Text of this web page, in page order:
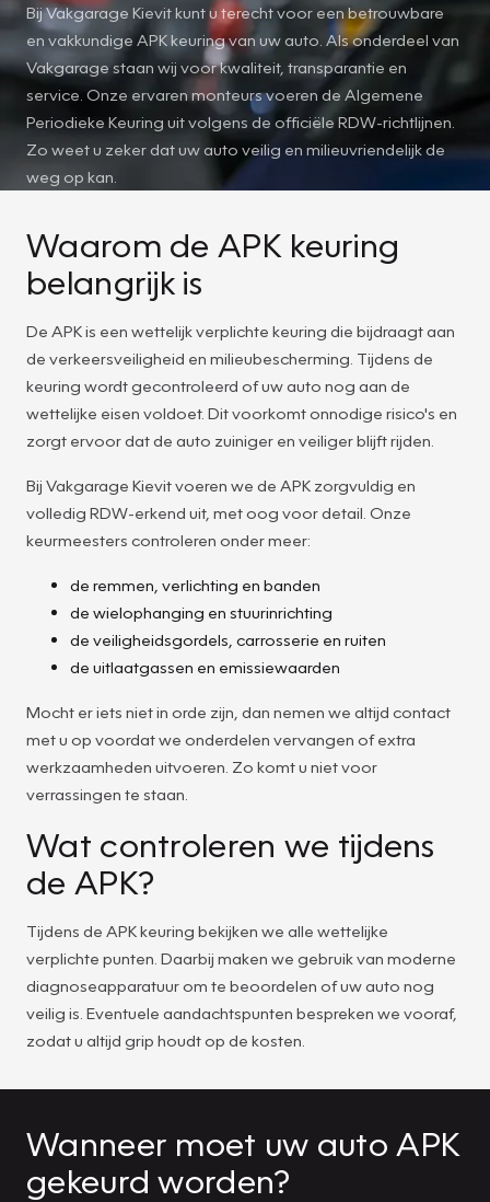
Bij Vakgarage Kievit kunt u terecht voor een betrouwbare
en vakkundige APK keuring van uw auto. Als onderdeel van
Vakgarage staan wij voor kwaliteit, transparantie en
service. Onze ervaren monteurs voeren de Algemene
Periodieke Keuring uit volgens de officiële RDW-richtlijnen.
Zo weet u zeker dat uw auto veilig en milieuvriendelijk de
weg op kan.
Waarom de APK keuring
belangrijk is
De APK is een wettelijk verplichte keuring die bijdraagt aan
de verkeersveiligheid en milieubescherming. Tijdens de
keuring wordt gecontroleerd of uw auto nog aan de
wettelijke eisen voldoet. Dit voorkomt onnodige risico's en
zorgt ervoor dat de auto zuiniger en veiliger blijft rijden.
Bij Vakgarage Kievit voeren we de APK zorgvuldig en
volledig RDW-erkend uit, met oog voor detail. Onze
keurmeesters controleren onder meer:
de remmen, verlichting en banden
de wielophanging en stuurinrichting
de veiligheidsgordels, carrosserie en ruiten
de uitlaatgassen en emissiewaarden
Mocht er iets niet in orde zijn, dan nemen we altijd contact
met u op voordat we onderdelen vervangen of extra
werkzaamheden uitvoeren. Zo komt u niet voor
verrassingen te staan.
Wat controleren we tijdens
de APK?
Tijdens de APK keuring bekijken we alle wettelijke
verplichte punten. Daarbij maken we gebruik van moderne
diagnoseapparatuur om te beoordelen of uw auto nog
veilig is. Eventuele aandachtspunten bespreken we vooraf,
zodat u altijd grip houdt op de kosten.
Wanneer moet uw auto APK
gekeurd worden?